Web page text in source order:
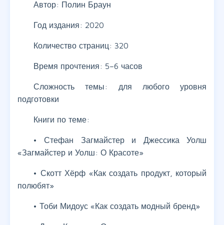
Автор: Полин Браун
Год издания: 2020
Количество страниц: 320
Время прочтения: 5–6 часов
Сложность темы: для любого уровня
подготовки
Книги по теме:
• Стефан Загмайстер и Джессика Уолш
«Загмайстер и Уолш: О Красоте»
• Скотт Хёрф «Как создать продукт, который
полюбят»
• Тоби Мидоус «Как создать модный бренд»